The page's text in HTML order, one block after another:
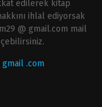
edilerek kitap
ihlal ediyorsak
@ gmail.com mail
.com